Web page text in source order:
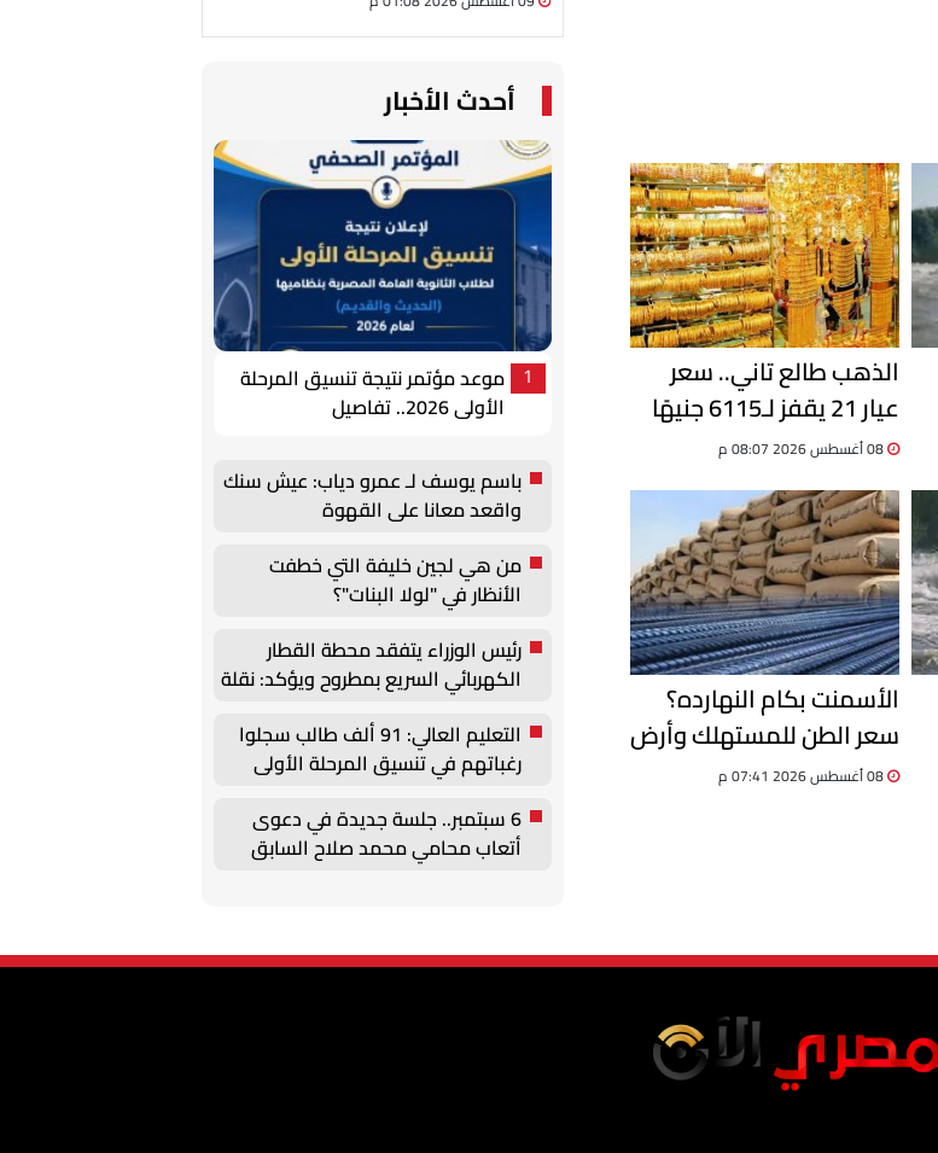
الذهب طالع تاني.. سعر
عيار 21 يقفز لـ6115 جنيهًا
والجنيه الذهب بـ48920
08 أغسطس 2026 08:07 م
الأسمنت بكام النهارده؟
سعر الطن للمستهلك وأرض
المصنع السبت 8 أغسطس
08 أغسطس 2026 07:41 م
أحدث الأخبار
1
موعد مؤتمر نتيجة تنسيق المرحلة
الأولى 2026.. تفاصيل
باسم يوسف لـ عمرو دياب: عيش سنك
واقعد معانا على القهوة
من هي لجين خليفة التي خطفت
الأنظار في "لولا البنات"؟
رئيس الوزراء يتفقد محطة القطار
الكهربائي السريع بمطروح ويؤكد: نقلة
نوعية في منظومة النقل
التعليم العالي: 91 ألف طالب سجلوا
رغباتهم في تنسيق المرحلة الأولى
للقبول بالجامعات
6 سبتمبر.. جلسة جديدة في دعوى
أتعاب محامي محمد صلاح السابق